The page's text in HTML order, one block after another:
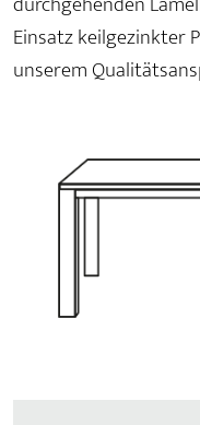
Einsatz keilgezinkter
unserem